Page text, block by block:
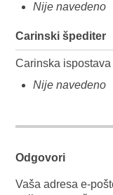
Nije navedeno
Carinski špediter
Carinska ispostava
Nije navedeno
Odgovori
Vaša adresa e-